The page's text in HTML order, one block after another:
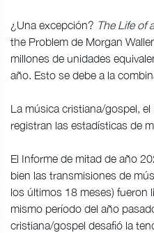
¿Una excepción? The Life of
the Problem de Morgan
millones de unidades
año. Esto se debe a la
La música cristiana/gospel,
registran las estadísticas de
El Informe de mitad de año
bien las transmisiones de
los últimos 18 meses) fueron
mismo período del año
cristiana/gospel desafió la